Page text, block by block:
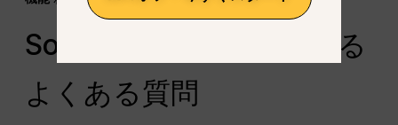
Sora 2 Proの使用に関する
よくある質問